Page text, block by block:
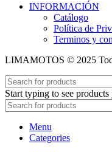
INFORMACIÓN
Catálogo
Política de
Terminos y
LIMAMOTOS © 2025
Start typing to see
Menu
Categories